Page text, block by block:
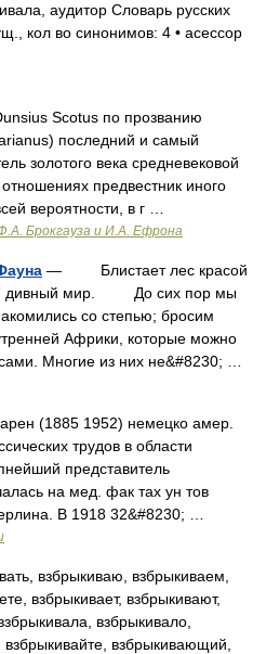
аудитор Словарь русских
кол во синонимов: 4 • асессор
Scotus по прозванию
последний и самый
золотого века средневековой
предвестник иного
вероятности, в г …
Брокгауза и И.А. Ефрона
— Блистает лес красой
дивный мир. До сих пор мы
со степью; бросим
Африки, которые можно
Многие из них не&#8230; …
(1885 1952) немецко амер.
трудов в области
представитель
на мед. фак тах ун тов
В 1918 32&#8230; …
взбрыкиваю, взбрыкиваем,
взбрыкивает, взбрыкивают,
взбрыкивало,
взбрыкивающий,